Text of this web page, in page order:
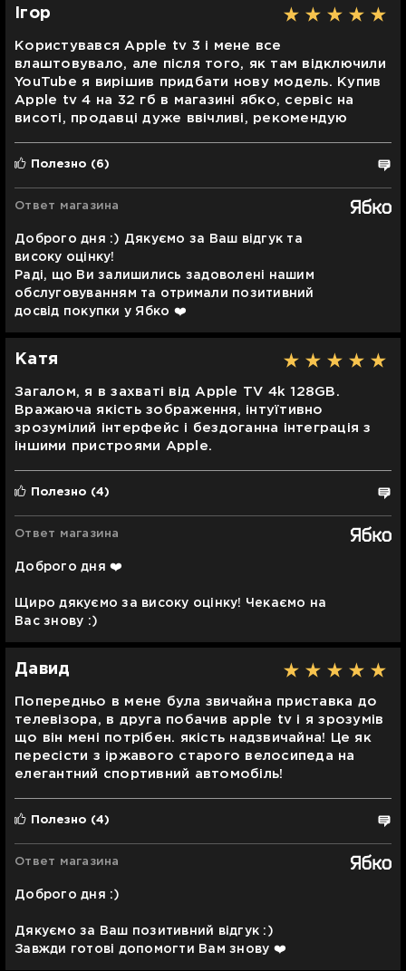
Ігор
Користувався Apple tv 3 і мене все
влаштовувало, але після того, як там відключили
YouTube я вирішив придбати нову модель. Купив
Apple tv 4 на 32 гб в магазині ябко, сервіс на
висоті, продавці дуже ввічливі, рекомендую
Полезно (6)
Ответ магазина
Доброго дня :) Дякуємо за Ваш відгук та
високу оцінку!
Раді, що Ви залишились задоволені нашим
обслуговуванням та отримали позитивний
досвід покупки у Ябко ❤️
Катя
Загалом, я в захваті від Apple TV 4k 128GB.
Вражаюча якість зображення, інтуїтивно
зрозумілий інтерфейс і бездоганна інтеграція з
іншими пристроями Apple.
Полезно (4)
Ответ магазина
Доброго дня ❤️
Щиро дякуємо за високу оцінку! Чекаємо на
Вас знову :)
Давид
Попередньо в мене була звичайна приставка до
телевізора, в друга побачив apple tv і я зрозумів
що він мені потрібен. якість надзвичайна! Це як
пересісти з іржавого старого велосипеда на
елегантний спортивний автомобіль!
Полезно (4)
Ответ магазина
Доброго дня :)
Дякуємо за Ваш позитивний відгук :)
Завжди готові допомогти Вам знову ❤️